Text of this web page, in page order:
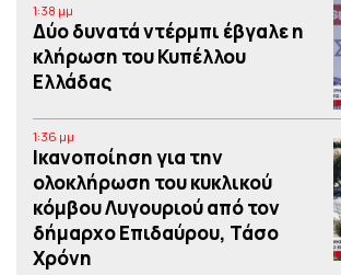
1:38 μμ
Δύο δυνατά ντέρμπι έβγαλε η
κλήρωση του Κυπέλλου
Ελλάδας
1:36 μμ
Iκανοποίηση για την
ολοκλήρωση του κυκλικού
κόμβου Λυγουριού από τον
δήμαρχο Επιδαύρου, Τάσο
Χρόνη